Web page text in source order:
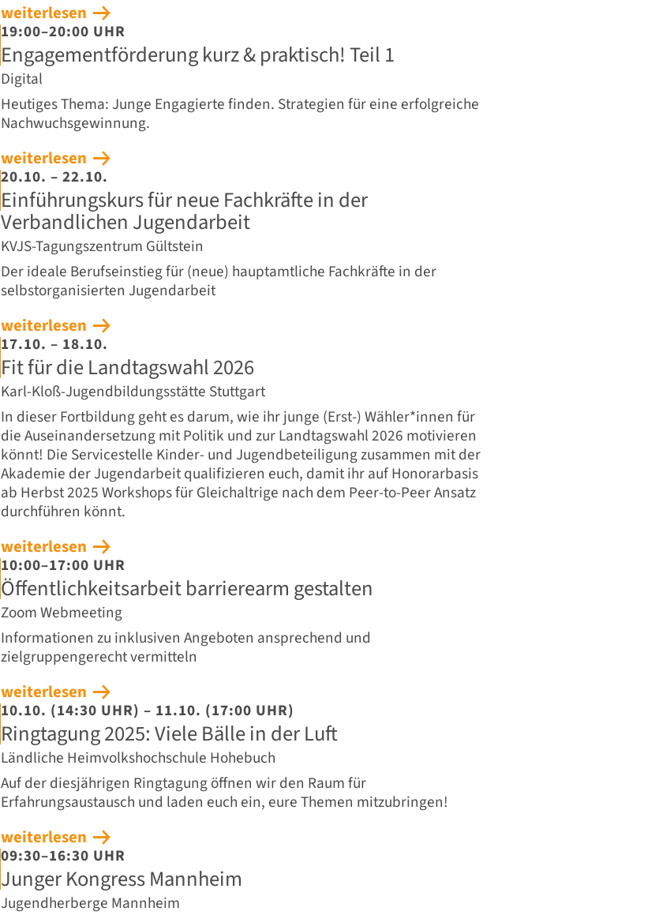
weiterlesen
19:00–20:00 UHR
Engagementförderung kurz & praktisch! Teil 1
Digital
Heutiges Thema: Junge Engagierte finden. Strategien für eine erfolgreiche
Nachwuchsgewinnung.
weiterlesen
20.10. – 22.10.
Einführungskurs für neue Fachkräfte in der
Verbandlichen Jugendarbeit
KVJS-Tagungszentrum Gültstein
Der ideale Berufseinstieg für (neue) hauptamtliche Fachkräfte in der
selbstorganisierten Jugendarbeit
weiterlesen
17.10. – 18.10.
Fit für die Landtagswahl 2026
Karl-Kloß-Jugendbildungsstätte Stuttgart
In dieser Fortbildung geht es darum, wie ihr junge (Erst-) Wähler*innen für
die Auseinandersetzung mit Politik und zur Landtagswahl 2026 motivieren
könnt! Die Servicestelle Kinder- und Jugendbeteiligung zusammen mit der
Akademie der Jugendarbeit qualifizieren euch, damit ihr auf Honorarbasis
ab Herbst 2025 Workshops für Gleichaltrige nach dem Peer-to-Peer Ansatz
durchführen könnt.
weiterlesen
10:00–17:00 UHR
Öffentlichkeitsarbeit barrierearm gestalten
Zoom Webmeeting
Informationen zu inklusiven Angeboten ansprechend und
zielgruppengerecht vermitteln
weiterlesen
10.10. (14:30 UHR) – 11.10. (17:00 UHR)
Ringtagung 2025: Viele Bälle in der Luft
Ländliche Heimvolkshochschule Hohebuch
Auf der diesjährigen Ringtagung öffnen wir den Raum für
Erfahrungsaustausch und laden euch ein, eure Themen mitzubringen!
weiterlesen
09:30–16:30 UHR
Junger Kongress Mannheim
Jugendherberge Mannheim